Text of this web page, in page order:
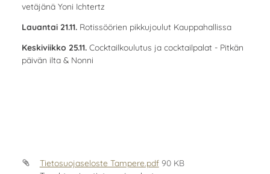
vetäjänä Yoni Ichtertz
Lauantai 21.11. Rotissöörien pikkujoulut Kauppahallissa
Keskiviikko 25.11.Cocktailkoulutus ja cocktailpalat - Pitkän
päivän ilta & Nonni
Tietosuojaseloste Tampere.pdf 90 KB